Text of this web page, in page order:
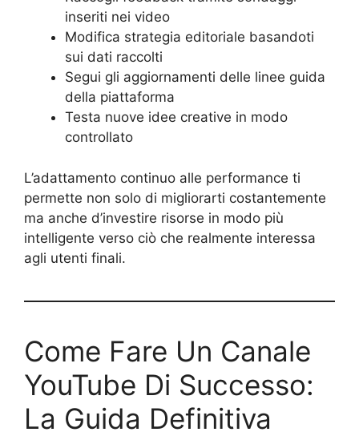
inseriti nei video
Modifica strategia editoriale basandoti
sui dati raccolti
Segui gli aggiornamenti delle linee guida
della piattaforma
Testa nuove idee creative in modo
controllato
L’adattamento continuo alle performance ti
permette non solo di migliorarti costantemente
ma anche d’investire risorse in modo più
intelligente verso ciò che realmente interessa
agli utenti finali.
Come Fare Un Canale
YouTube Di Successo:
La Guida Definitiva